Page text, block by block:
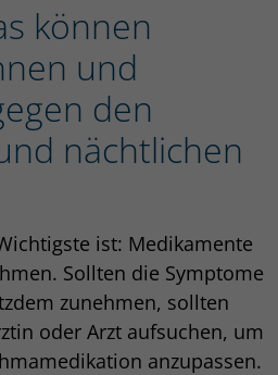
können
und
den
nächtlichen
ist: Medikamente
Sollten die Symptome
zunehmen, sollten
oder Arzt aufsuchen, um
anzupassen.